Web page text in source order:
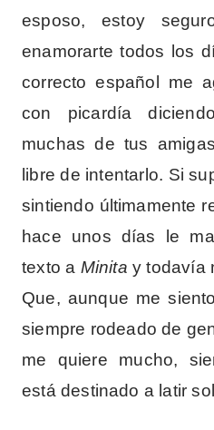
esposo, estoy
enamorarte todos los
correcto español me
con picardía
muchas de tus
libre de intentarlo. Si
sintiendo últimamente
hace unos días le
texto a Minita y todavía
Que, aunque me
siempre rodeado de
me quiere mucho,
está destinado a latir